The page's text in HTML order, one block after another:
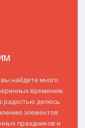
найдете много
временем
радостью делюсь
элементов
праздников и